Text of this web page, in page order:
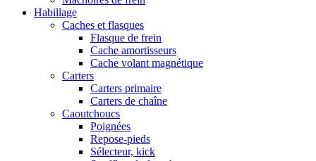
Habillage
Caches et flasques
Flasque de frein
Cache amortisseurs
Cache volant magnétique
Carters
Carters primaire
Carters de chaîne
Caoutchoucs
Poignées
Repose-pieds
Sélecteur, kick